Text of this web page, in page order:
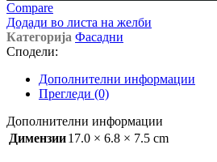
Compare
Додади во листа на желби
Категорија Фасадни
Сподели:
Дополнителни информации
Прегледи (0)
Дополнителни информации
Димензии17.0 × 6.8 × 7.5 cm